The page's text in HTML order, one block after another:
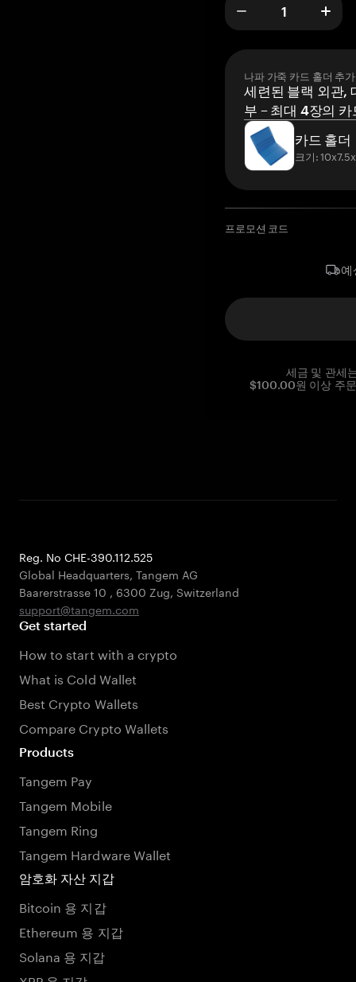
나파 가죽 카드 홀더 추가
세련된 블랙 외관,
부 – 최대 4장의
카드 홀더
크기:
프로모션 코드
예
세금 및 관세
$100.00원 이상 주
Reg. No CHE-390.112.525
Global Headquarters, Tangem AG
Baarerstrasse 10 , 6300 Zug, Switzerland
support@tangem.com
Get started
How to start with a crypto
What is Cold Wallet
Best Crypto Wallets
Compare Crypto Wallets
Products
Tangem Pay
Tangem Mobile
Tangem Ring
Tangem Hardware Wallet
암호화 자산 지갑
Bitcoin 용 지갑
Ethereum 용 지갑
Solana 용 지갑